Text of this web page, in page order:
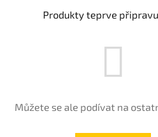
Produkty teprve
Můžete se ale podívat na